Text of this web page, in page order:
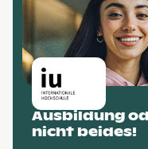
Ausbildung
nicht beides!